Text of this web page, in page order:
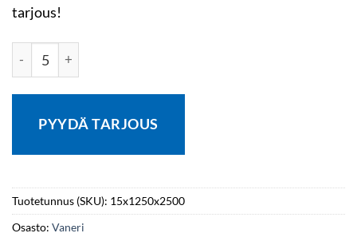
tarjous!
Vaneria BB/WG 15x1250x2500 määrä
PYYDÄ TARJOUS
Tuotetunnus (SKU): 15x1250x2500
Osasto: Vaneri